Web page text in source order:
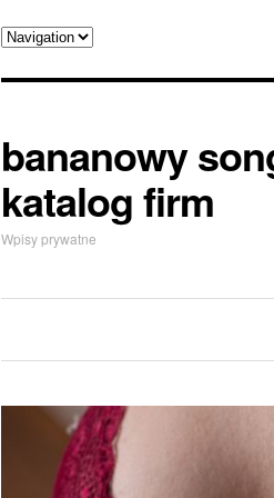
bananowy
katalog firm
Wpisy prywatne